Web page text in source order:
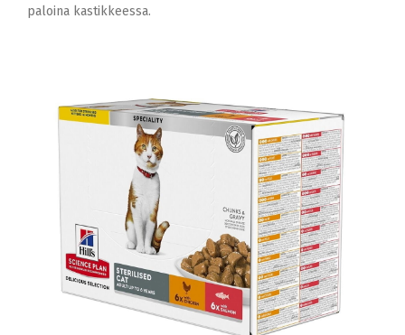
paloina kastikkeessa.